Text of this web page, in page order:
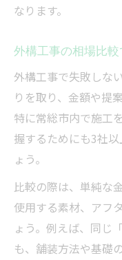
る方法
なります。
外構工事の相場比
外構工事で失敗しな
りを取り、金額や提
特に常総市内で施工
握するためにも3社
ょう。
比較の際は、単純な
使用する素材、アフ
ょう。例えば、同じ
も、舗装方法や基礎